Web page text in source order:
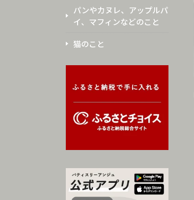
パンやカヌレ、アップルパ
イ、マフィンなどのこと
猫のこと